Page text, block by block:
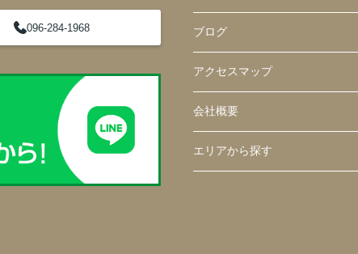
096-284-1968 ブログ
アクセスマップ
会社概要
エリアから探す